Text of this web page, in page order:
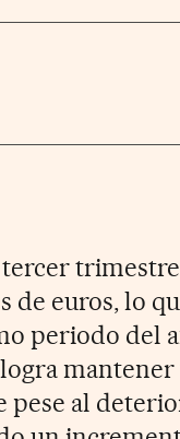
Redes Sociales
tercer
de euros, lo
periodo del
logra
al